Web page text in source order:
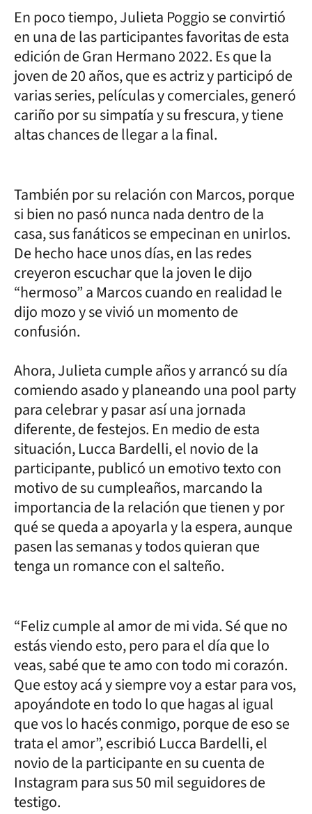
En poco tiempo, Julieta Poggio se convirtió
en una de las participantes favoritas de esta
edición de Gran Hermano 2022. Es que la
joven de 20 años, que es actriz y participó de
varias series, películas y comerciales, generó
cariño por su simpatía y su frescura, y tiene
altas chances de llegar a la final.
También por su relación con Marcos, porque
si bien no pasó nunca nada dentro de la
casa, sus fanáticos se empecinan en unirlos.
De hecho hace unos días, en las redes
creyeron escuchar que la joven le dijo
“hermoso” a Marcos cuando en realidad le
dijo mozo y se vivió un momento de
confusión.
Ahora, Julieta cumple años y arrancó su día
comiendo asado y planeando una pool party
para celebrar y pasar así una jornada
diferente, de festejos. En medio de esta
situación, Lucca Bardelli, el novio de la
participante, publicó un emotivo texto con
motivo de su cumpleaños, marcando la
importancia de la relación que tienen y por
qué se queda a apoyarla y la espera, aunque
pasen las semanas y todos quieran que
tenga un romance con el salteño.
“Feliz cumple al amor de mi vida. Sé que no
estás viendo esto, pero para el día que lo
veas, sabé que te amo con todo mi corazón.
Que estoy acá y siempre voy a estar para vos,
apoyándote en todo lo que hagas al igual
que vos lo hacés conmigo, porque de eso se
trata el amor”, escribió Lucca Bardelli, el
novio de la participante en su cuenta de
Instagram para sus 50 mil seguidores de
testigo.